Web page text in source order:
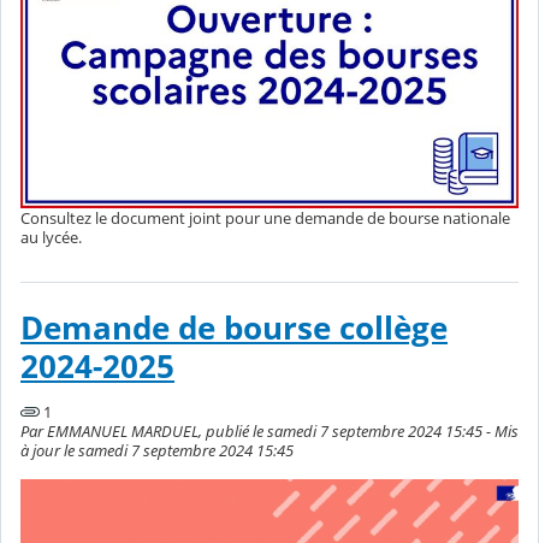
Consultez le document joint pour une demande de bourse nationale
au lycée.
Demande de bourse collège
2024-2025
1
Par EMMANUEL MARDUEL, publié le samedi 7 septembre 2024 15:45 - Mis
à jour le samedi 7 septembre 2024 15:45